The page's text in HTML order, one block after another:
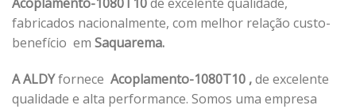
fabricados nacionalmente, com melhor relação custo-
benefício em Saquarema.
A ALDYfornece Acoplamento-1080T10 ,de excelente
qualidade e alta performance. Somos uma empresa